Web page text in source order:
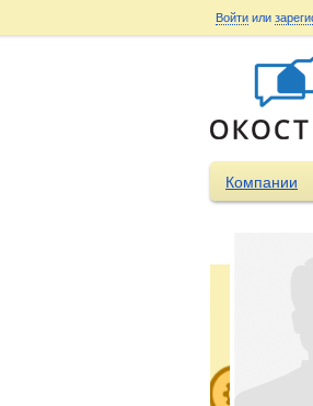
Войти или
Компании